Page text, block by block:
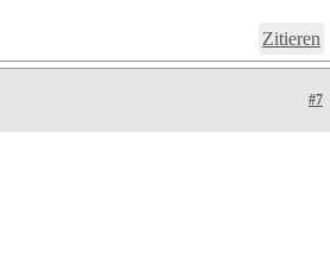
Zitieren
#7